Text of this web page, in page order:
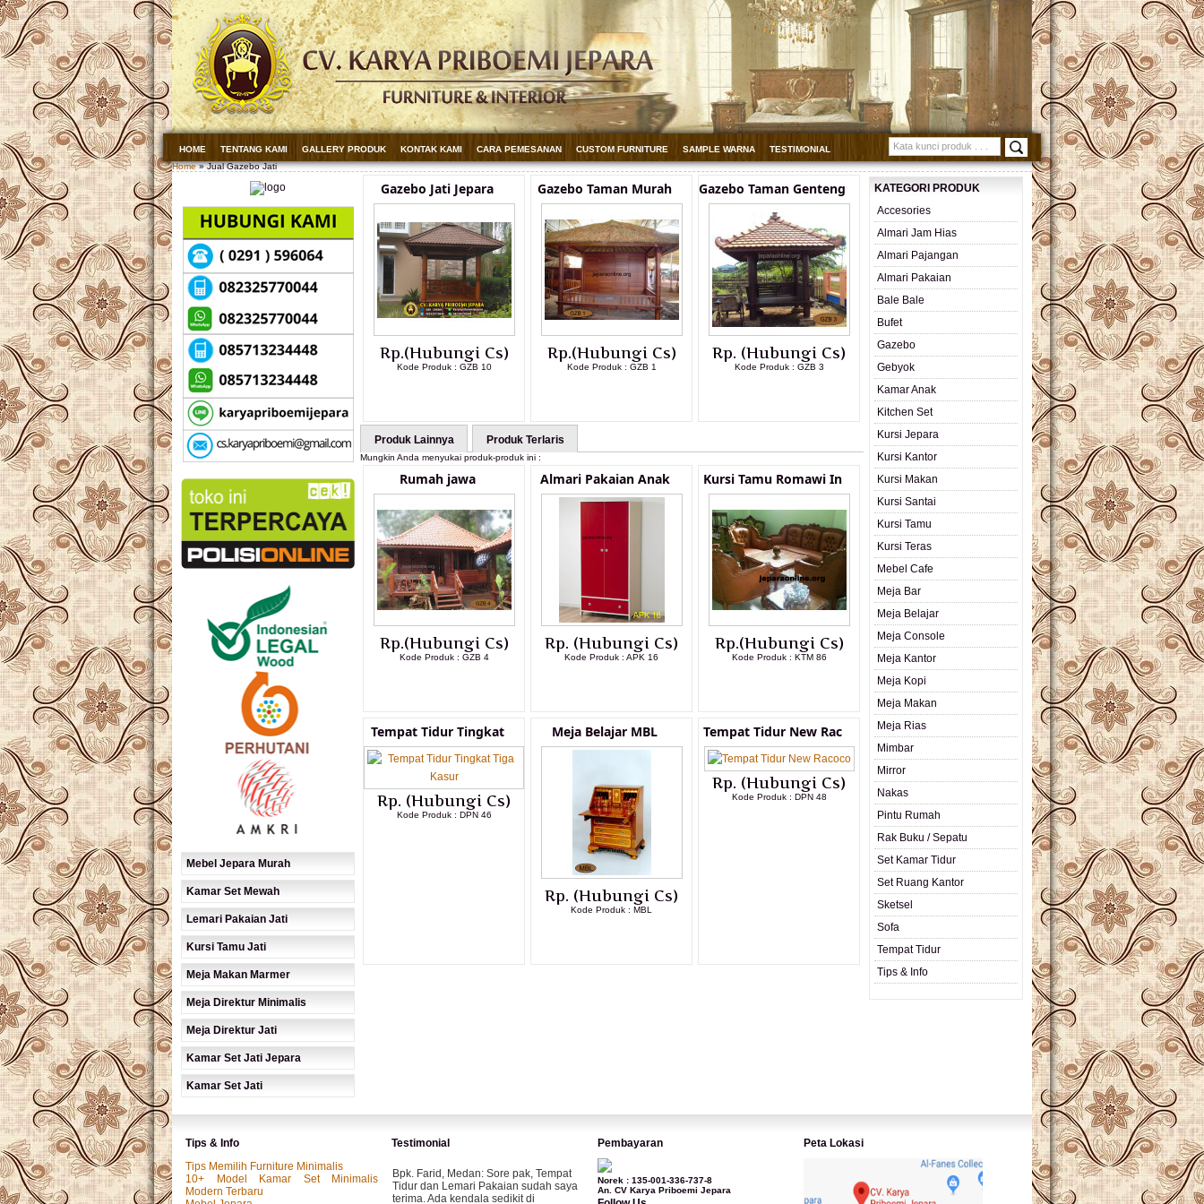
HOME TENTANG KAMI GALLERY PRODUK KONTAK KAMI CARA PEMESANAN CUSTOM FURNITURE SAMPLE WARNA
TESTIMONIAL
Home» Jual Gazebo Jati
Mebel Jepara Murah
Kamar Set Mewah
Lemari Pakaian Jati
Kursi Tamu Jati
Meja Makan Marmer
Meja Direktur Minimalis
Meja Direktur Jati
Kamar Set Jati Jepara
Kamar Set Jati
Gazebo Jati Jepara
Rp.(Hubungi Cs)
Kode Produk : GZB 10
Gazebo Taman Murah
Rp.(Hubungi Cs)
Kode Produk : GZB 1
Gazebo Taman Genteng
Rp. (Hubungi Cs)
Kode Produk : GZB 3
Produk Lainnya Produk Terlaris
Mungkin Anda menyukai produk-produk ini :
Rumah jawa
Rp.(Hubungi Cs)
Kode Produk : GZB 4
Almari Pakaian Anak
Rp. (Hubungi Cs)
Kode Produk : APK 16
Kursi Tamu Romawi In
Rp.(Hubungi Cs)
Kode Produk : KTM 86
Tempat Tidur Tingkat
Rp. (Hubungi Cs)
Kode Produk : DPN 46
Meja Belajar MBL
Rp. (Hubungi Cs)
Kode Produk : MBL
Tempat Tidur New Rac
Rp. (Hubungi Cs)
Kode Produk : DPN 48
KATEGORI PRODUK
Accesories
Almari Jam Hias
Almari Pajangan
Almari Pakaian
Bale Bale
Bufet
Gazebo
Gebyok
Kamar Anak
Kitchen Set
Kursi Jepara
Kursi Kantor
Kursi Makan
Kursi Santai
Kursi Tamu
Kursi Teras
Mebel Cafe
Meja Bar
Meja Belajar
Meja Console
Meja Kantor
Meja Kopi
Meja Makan
Meja Rias
Mimbar
Mirror
Nakas
Pintu Rumah
Rak Buku / Sepatu
Set Kamar Tidur
Set Ruang Kantor
Sketsel
Sofa
Tempat Tidur
Tips & Info
Tips & Info
Tips Memilih Furniture Minimalis
10+ Model Kamar Set Minimalis
Modern Terbaru
Testimonial
Bpk. Farid, Medan: Sore pak, Tempat
Tidur dan Lemari Pakaian sudah saya
terima. Ada kendala sedikit di
Pembayaran
Norek : 135-001-336-737-8
An. CV Karya Priboemi Jepara
Peta Lokasi